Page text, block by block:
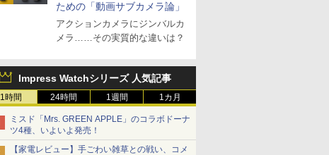
ための「動画サブカメラ論」
アクションカメラにジンバルカ
メラ……その実質的な違いは？
Impress Watchシリーズ 人気記事
1時間 24時間 1週間 1カ月
ミスド「Mrs. GREEN APPLE」のコラボドーナ
ツ4種、いよいよ発売！
【家電レビュー】手ごわい雑草との戦い、コメ